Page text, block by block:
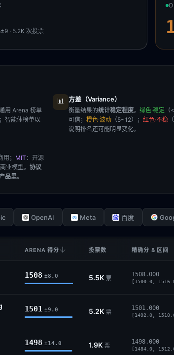
±9 · 5.2K次投票
用 Arena 榜单
智能体榜单以
📊 方差（Variance）
衡量结果的统计稳定程度。 绿色·稳定
可信； 橙色·波动 （5~12）； 红色·不稳
说明排名还可能明显变化。
； MIT ：开源
业模型。 协议
品里。
OpenAI Meta 百度
ARENA 得分 投票数 精确分 & 区间
1508 ±8.0 5.5K 票
1508.000
[1500.0,
1501 ±9.0 5.2K 票
1501.000
[1492.0,
1498 ±14.0 1.9K 票
1498.000
[1484.0,